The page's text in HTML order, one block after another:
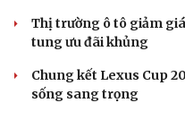
Thị trường ô tô giảm
tung ưu đãi khủng
Chung kết Lexus Cup
sống sang trọng